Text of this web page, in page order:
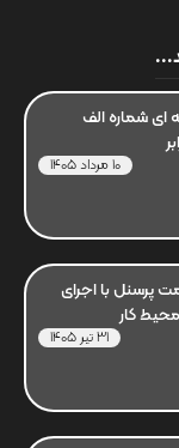
ای شماره الف
10 مرداد 1405
پرسنل با اجرای
کار
31 تیر 1405